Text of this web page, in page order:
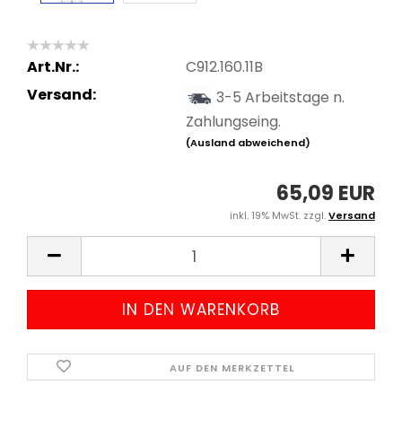
Art.Nr.:
C912.160.11B
Versand:
3-5 Arbeitstage n.
Zahlungseing.
(Ausland abweichend)
65,09 EUR
inkl. 19% MwSt. zzgl.Versand
AUF DEN MERKZETTEL